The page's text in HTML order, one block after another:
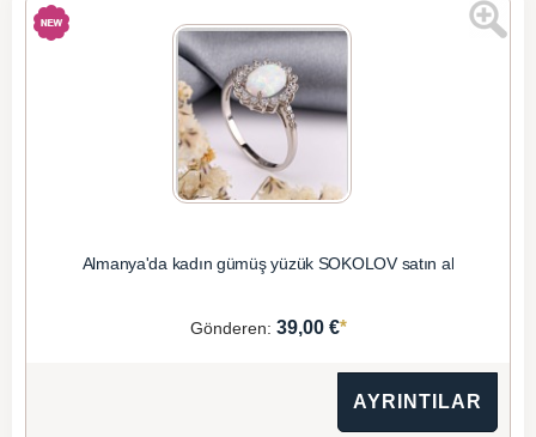
Almanya'da kadın gümüş yüzük SOKOLOV satın al
Gönderen: 39,00 €*
AYRINTILAR